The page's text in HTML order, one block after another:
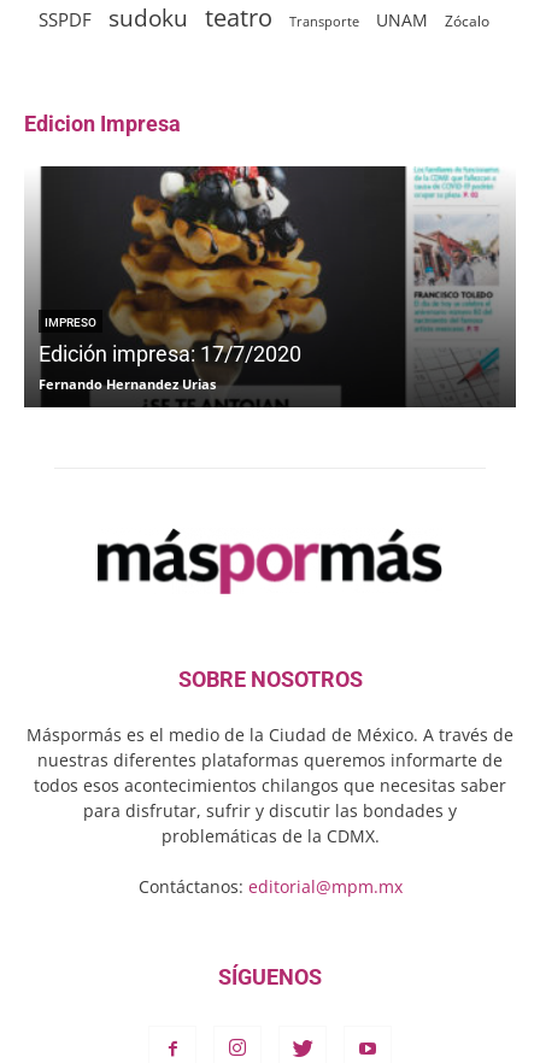
SSPDF sudoku teatro Transporte UNAM Zócalo
Edicion Impresa
IMPRESO
Edición impresa: 17/7/2020
Fernando Hernandez Urias
SOBRE NOSOTROS
Máspormás es el medio de la Ciudad de México. A través de
nuestras diferentes plataformas queremos informarte de
todos esos acontecimientos chilangos que necesitas saber
para disfrutar, sufrir y discutir las bondades y
problemáticas de la CDMX.
Contáctanos: editorial@mpm.mx
SÍGUENOS